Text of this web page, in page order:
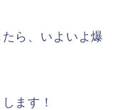
ら、いよいよ爆
ます！